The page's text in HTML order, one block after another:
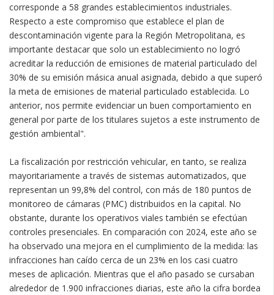
corresponde a 58 grandes establecimientos industriales.
Respecto a este compromiso que establece el plan de
descontaminación vigente para la Región Metropolitana, es
importante destacar que solo un establecimiento no logró
acreditar la reducción de emisiones de material particulado del
30% de su emisión másica anual asignada, debido a que superó
la meta de emisiones de material particulado establecida. Lo
anterior, nos permite evidenciar un buen comportamiento en
general por parte de los titulares sujetos a este instrumento de
gestión ambiental".
La fiscalización por restricción vehicular, en tanto, se realiza
mayoritariamente a través de sistemas automatizados, que
representan un 99,8% del control, con más de 180 puntos de
monitoreo de cámaras (PMC) distribuidos en la capital. No
obstante, durante los operativos viales también se efectúan
controles presenciales. En comparación con 2024, este año se
ha observado una mejora en el cumplimiento de la medida: las
infracciones han caído cerca de un 23% en los casi cuatro
meses de aplicación. Mientras que el año pasado se cursaban
alrededor de 1.900 infracciones diarias, este año la cifra bordea